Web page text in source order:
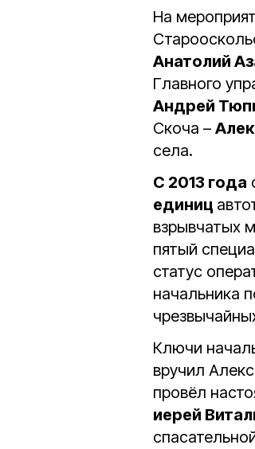
На
Анатолий
Главного
Андрей
Скоча –
села.
С 2013 года
единиц
взрывчатых
пятый
статус
начальника
Ключи
вручил
провёл
иерей